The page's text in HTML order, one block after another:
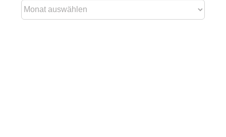
Archiv